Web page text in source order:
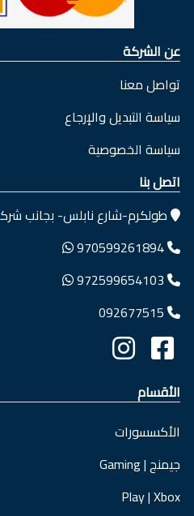
عن الشركة
تواصل معنا
سياسة التبديل والإرجاع
سياسة الخصوصية
اتصل بنا
طولكرم-شارع نابلس- بجانب
970599261894
972599654103
092677515
الأقسام
الأكسسورات
جيمنج | Gaming
Play | Xbox